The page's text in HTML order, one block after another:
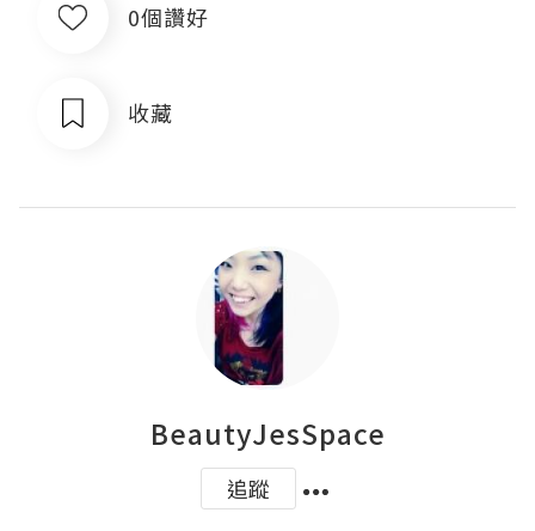
0個讚好
收藏
BeautyJesSpace
追蹤